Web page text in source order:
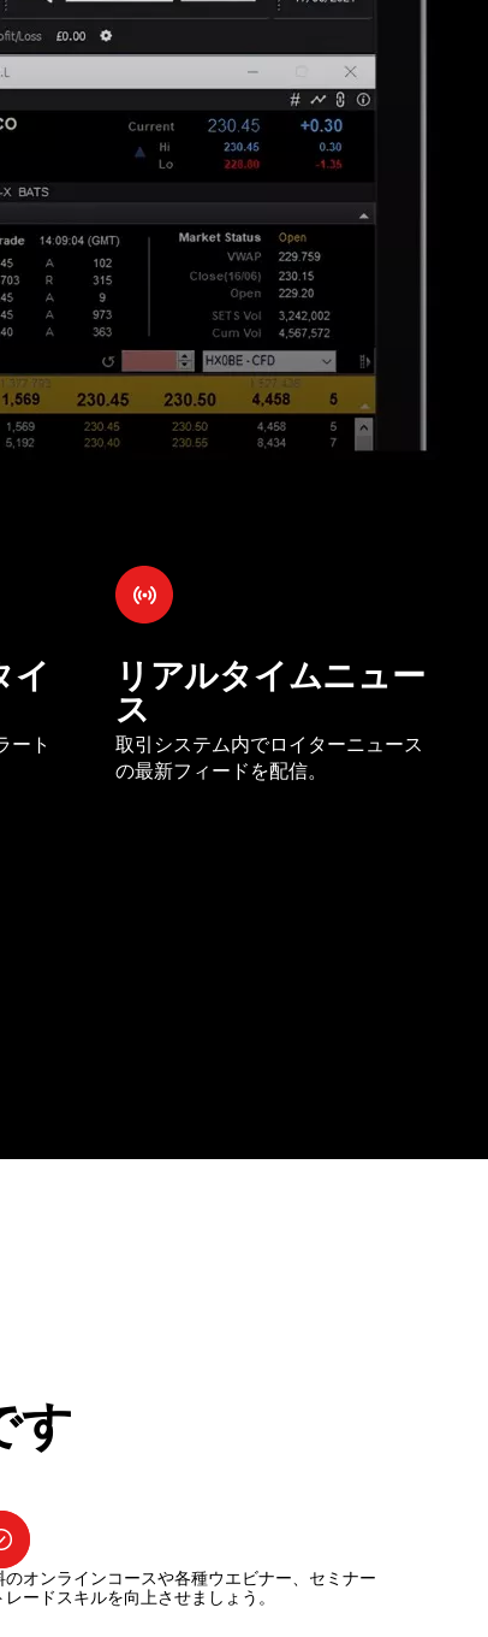
イ
ート
リアルタイムニュー
ス
取引システム内でロイターニュース
の最新フィードを配信。
す
のオンラインコースや各種ウエビナー、セミナー
レードスキルを向上させましょう。